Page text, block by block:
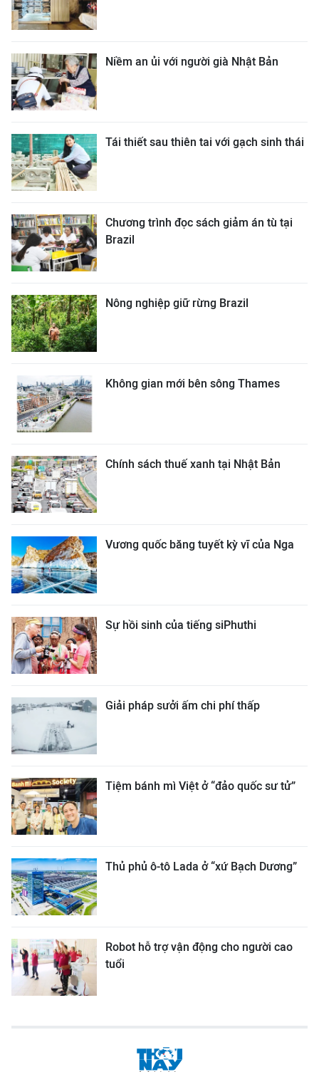
Niềm an ủi với người già Nhật Bản
Tái thiết sau thiên tai với gạch sinh thái
Chương trình đọc sách giảm án tù tại
Brazil
Nông nghiệp giữ rừng Brazil
Không gian mới bên sông Thames
Chính sách thuế xanh tại Nhật Bản
Vương quốc băng tuyết kỳ vĩ của Nga
Sự hồi sinh của tiếng siPhuthi
Giải pháp sưởi ấm chi phí thấp
Tiệm bánh mì Việt ở “đảo quốc sư tử”
Thủ phủ ô-tô Lada ở “xứ Bạch Dương”
Robot hỗ trợ vận động cho người cao
tuổi